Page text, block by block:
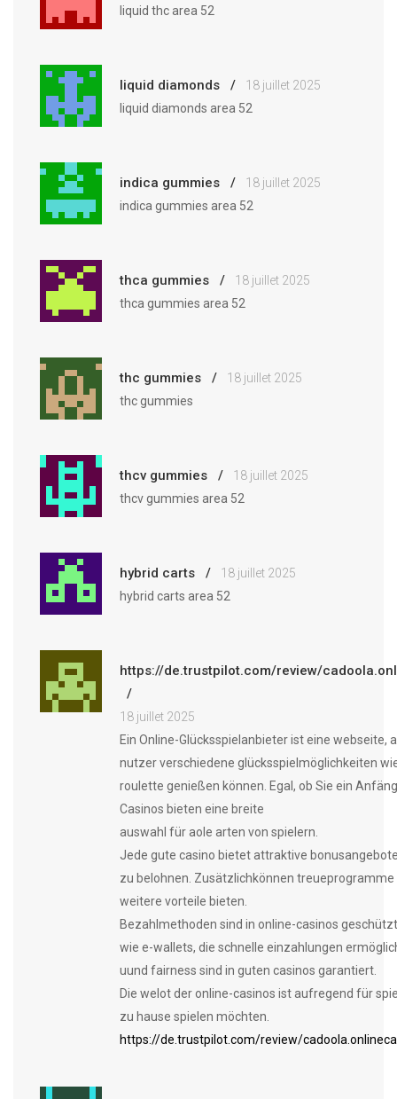
liquid thc area 52
liquid diamonds
18 juillet 2025
liquid diamonds area 52
indica gummies
18 juillet 2025
indica gummies area 52
thca gummies
18 juillet 2025
thca gummies area 52
thc gummies
18 juillet 2025
thc gummies
thcv gummies
18 juillet 2025
thcv gummies area 52
hybrid carts
18 juillet 2025
hybrid carts area 52
https://de.trustpilot.com/review/
18 juillet 2025
Ein Online-Glücksspielanbieter ist eine webseite,
nutzer verschiedene glücksspielmöglichkeiten
roulette genießen können. Egal, ob Sie ein
Casinos bieten eine breite
auswahl für aole arten von spielern.
Jede gute casino bietet attraktive
zu belohnen. Zusätzlichkönnen treueprogramme
weitere vorteile bieten.
Bezahlmethoden sind in online-casinos
wie e-wallets, die schnelle einzahlungen
uund fairness sind in guten casinos garantiert.
Die welot der online-casinos ist aufregend für
zu hause spielen möchten.
https://de.trustpilot.com/review/